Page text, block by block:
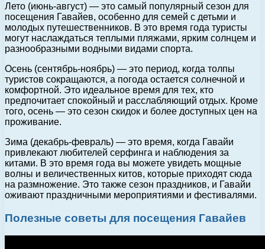
Лето (июнь-август) — это самый популярный сезон для
посещения Гавайев, особенно для семей с детьми и
молодых путешественников. В это время года туристы
могут наслаждаться теплыми пляжами, ярким солнцем и
разнообразными водными видами спорта.
Осень (сентябрь-ноябрь) — это период, когда толпы
туристов сокращаются, а погода остается солнечной и
комфортной. Это идеальное время для тех, кто
предпочитает спокойный и расслабляющий отдых. Кроме
того, осень — это сезон скидок и более доступных цен на
проживание.
Зима (декабрь-февраль) — это время, когда Гавайи
привлекают любителей серфинга и наблюдения за
китами. В это время года вы можете увидеть мощные
волны и величественных китов, которые приходят сюда
на размножение. Это также сезон праздников, и Гавайи
оживают праздничными мероприятиями и фестивалями.
Полезные советы для посещения Гавайев